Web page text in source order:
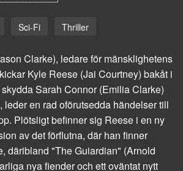
Sci-Fi Thriller
Clarke), ledare för mänsklighetens
Kyle Reese (Jai Courtney) bakåt i
Sarah Connor (Emilia Clarke)
leder en rad oförutsedda händelser till
Plötsligt befinner sig Reese i en ny
av det förflutna, där han finner
däribland "The Guiardian" (Arnold
nya fiender och ett oväntat nytt